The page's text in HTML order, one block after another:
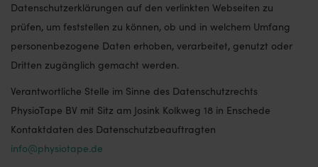
Datenschutzerklärungen auf den verlinkten Webseiten zu
prüfen, um feststellen zu können, ob und in welchem Umfang
personenbezogene Daten erhoben, verarbeitet, genutzt oder
Dritten zugänglich gemacht werden.
Verantwortliche Stelle im Sinne des Datenschutzrechts
PhysioTape BV mit Sitz am Josink Kolkweg 18 in Enschede
Kontaktdaten des Datenschutzbeauftragten
info@physiotape.de